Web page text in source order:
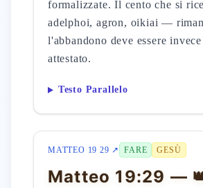
formalizzate. Il cento che si
adelphoi, agron, oikiai —
l'abbandono deve essere
attestato.
Testo Parallelo
MATTEO 19 29 ↗ FARE GESÙ
Matteo 19:29 —